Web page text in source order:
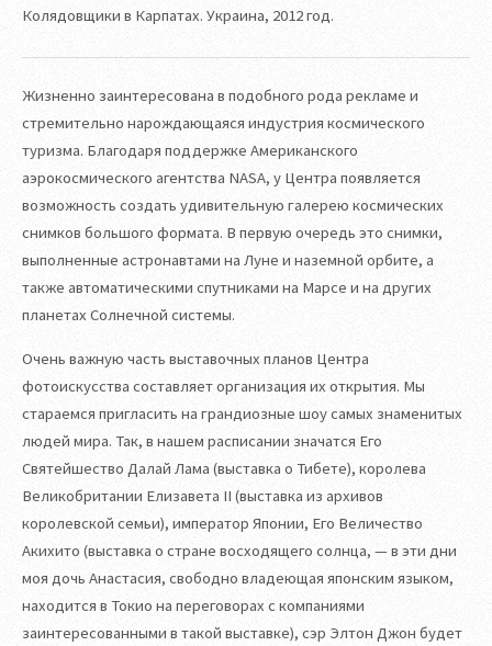
Колядовщики в Карпатах. Украина, 2012 год.
Жизненно заинтересована в подобного рода рекламе и
стремительно нарождающаяся индустрия космического
туризма. Благодаря поддержке Американского
аэрокосмического агентства NASA, у Центра появляется
возможность создать удивительную галерею космических
снимков большого формата. В первую очередь это снимки,
выполненные астронавтами на Луне и наземной орбите, а
также автоматическими спутниками на Марсе и на других
планетах Солнечной системы.
Очень важную часть выставочных планов Центра
фотоискусства составляет организация их открытия. Мы
стараемся пригласить на грандиозные шоу самых знаменитых
людей мира. Так, в нашем расписании значатся Его
Святейшество Далай Лама (выставка о Тибете), королева
Великобритании Елизавета II (выставка из архивов
королевской семьи), император Японии, Его Величество
Акихито (выставка о стране восходящего солнца, — в эти дни
моя дочь Анастасия, свободно владеющая японским языком,
находится в Токио на переговорах с компаниями
заинтересованными в такой выставке), сэр Элтон Джон будет